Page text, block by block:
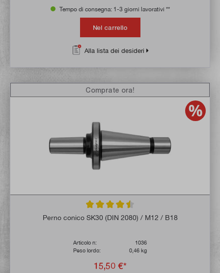
Tempo di consegna: 1-3 giorni lavorativi **
Nel carrello
Alla lista dei desideri
Valutazione media di 4.5 su 5 stelle
Perno conico SK30 (DIN 2080) / M12 / B18
Articolo n:
1036
Peso lordo:
0,46 kg
15,50 €*
Comprate ora!